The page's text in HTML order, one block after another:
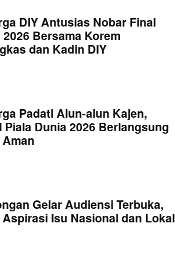
DIY Antusias Nobar Final
Bersama Korem
dan Kadin DIY
Padati Alun-alun Kajen,
Piala Dunia 2026 Berlangsung
Gelar Audiensi Terbuka,
Isu Nasional dan Lokal